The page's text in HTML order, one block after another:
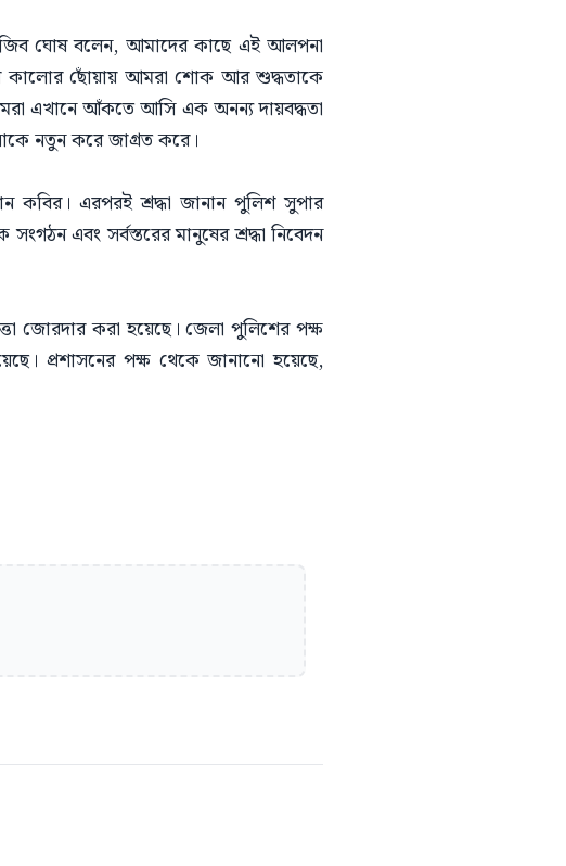
সজিব ঘোষ বলেন, আমাদের কাছে এই আলপনা
কালোর ছোঁয়ায় আমরা শোক আর শুদ্ধতাকে
এখানে আঁকতে আসি এক অনন্য দায়বদ্ধতা
নতুন করে জাগ্রত করে।
কবির। এরপরই শ্রদ্ধা জানান পুলিশ সুপার
এবং সর্বস্তরের মানুষের শ্রদ্ধা নিবেদন
জোরদার করা হয়েছে। জেলা পুলিশের পক্ষ
প্রশাসনের পক্ষ থেকে জানানো হয়েছে,